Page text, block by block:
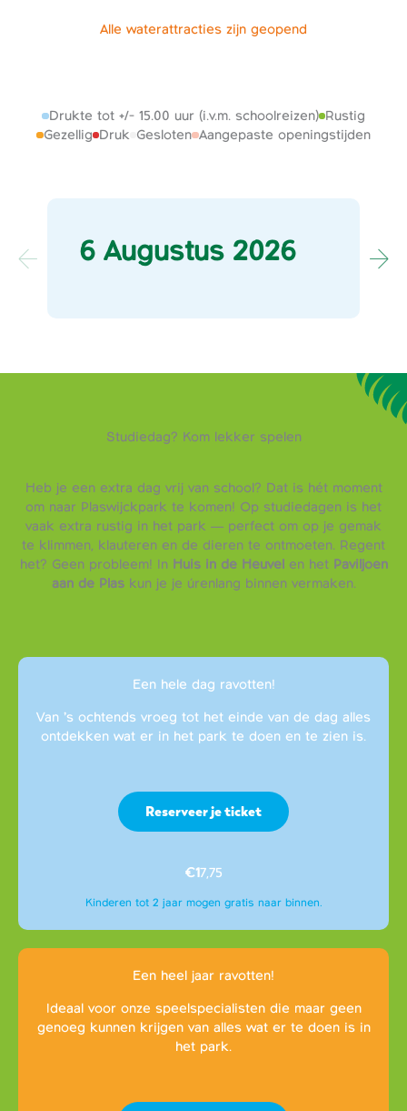
Alle waterattracties zijn geopend
Aangepaste openingstijden
Druk
Drukte tot +/- 15.00 uur (i.v.m. schoolreizen)
Gesloten
Gezellig
Rustig
6 Augustus 2026
Studiedag? Kom lekker spelen
Heb je een extra dag vrij van school? Dat is hét moment
om naar Plaswijckpark te komen! Op studiedagen is het
vaak extra rustig in het park — perfect om op je gemak
te klimmen, klauteren en de dieren te ontmoeten. Regent
het? Geen probleem! In Huis in de Heuvelen het Paviljoen
aan de Plaskun je je úrenlang binnen vermaken.
Een hele dag ravotten!
Van ’s ochtends vroeg tot het einde van de dag alles
ontdekken wat er in het park te doen en te zien is.
Reserveer je ticket
€17,75
Kinderen tot 2 jaar mogen gratis naar binnen.
Een heel jaar ravotten!
Ideaal voor onze speelspecialisten die maar geen
genoeg kunnen krijgen van alles wat er te doen is in
het park.